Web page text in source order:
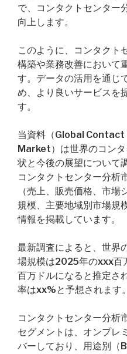
で、コンタクトセンター
向上します。
このように、コンタクト
構築や業務改善において
す。データの活用を通じ
め、より良いサービスを
す。
当資料（Global
Market）は世界のコン
状と今後の展望について
コンタクトセンター分析
（売上、販売価格、市
規模、主要地域別市場規
情報を掲載しています。
最新調査によると、世界
場規模は2025年のxxx
百万ドルになると推定さ
率はxx%と予想されます。
コンタクトセンター分析
セグメントは、オンプレ
バーしており、用途別